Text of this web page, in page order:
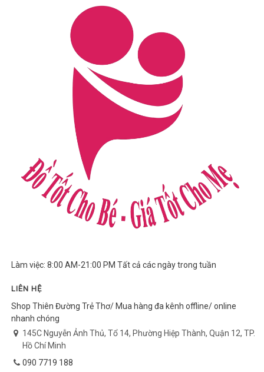
Làm việc: 8:00 AM-21:00 PM Tất cả các ngày trong tuần
LIÊN HỆ
Shop Thiên Đường Trẻ Thơ/ Mua hàng đa kênh offline/ online
nhanh chóng
145C Nguyễn Ảnh Thủ, Tổ 14, Phường Hiệp Thành, Quận 12, TP.
Hồ Chí Minh
090 7719 188